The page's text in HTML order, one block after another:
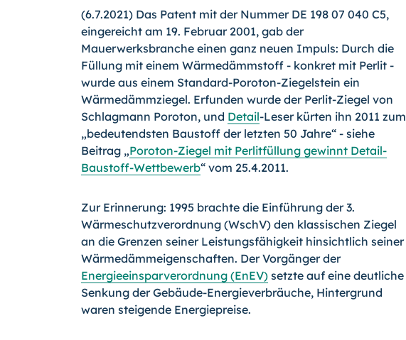
(6.7.2021) Das Patent mit der Nummer DE 198 07 040 C5,
eingereicht am 19. Februar 2001, gab der
Mauerwerksbranche einen ganz neuen Impuls: Durch die
Füllung mit einem Wärme­dämm­stoff - konkret mit Perlit -
wurde aus einem Standard-Poroton-Ziegelstein ein
Wärmedämmziegel. Erfunden wurde der Perlit-Ziegel von
Schlagmann Poroton, und Detail-Leser kürten ihn 2011 zum
„bedeutendsten Baustoff der letzten 50 Jahre“ - siehe
Beitrag „Poroton-Zie­gel mit Perlitfüllung gewinnt Detail-
Baustoff-Wettbewerb“ vom 25.4.2011.
Zur Erinnerung: 1995 brachte die Einführung der 3.
Wärmeschutzverordnung (WschV) den klassischen Ziegel
an die Grenzen seiner Leistungsfähigkeit hinsichtlich seiner
Wärmedämmeigenschaften. Der Vorgänger der
Energieeinsparverordnung (EnEV) setzte auf eine deutliche
Senkung der Gebäude-Energie­ver­bräuche, Hintergrund
waren steigende Energiepreise.